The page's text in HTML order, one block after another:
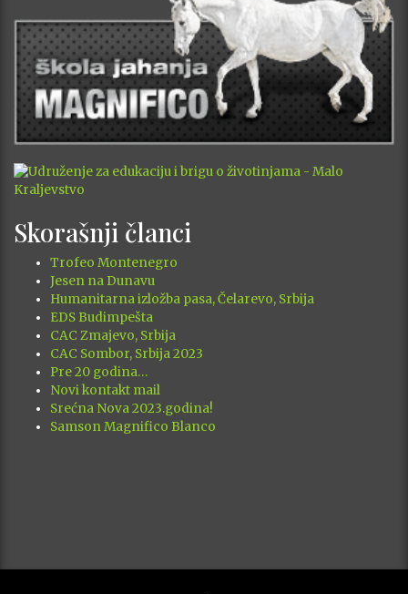
Skorašnji članci
Trofeo Montenegro
Jesen na Dunavu
Humanitarna izložba pasa, Čelarevo, Srbija
EDS Budimpešta
CAC Zmajevo, Srbija
CAC Sombor, Srbija 2023
Pre 20 godina…
Novi kontakt mail
Srećna Nova 2023.godina!
Samson Magnifico Blanco